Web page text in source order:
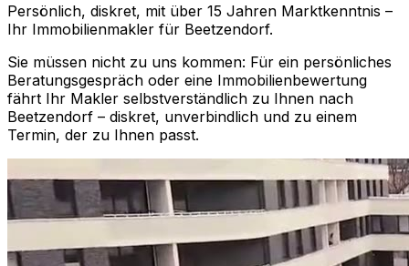
Persönlich, diskret, mit über 15 Jahren Marktkenntnis –
Ihr Immobilienmakler für Beetzendorf.
Sie müssen nicht zu uns kommen: Für ein persönliches
Beratungsgespräch oder eine Immobilienbewertung
fährt Ihr Makler selbstverständlich zu Ihnen nach
Beetzendorf – diskret, unverbindlich und zu einem
Termin, der zu Ihnen passt.